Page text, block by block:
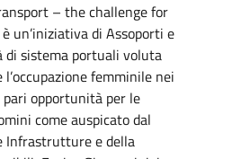
– the challenge for
un’iniziativa di Assoporti e
di sistema portuali voluta
femminile nei
opportunità per le
come auspicato dal
Infrastrutture e della